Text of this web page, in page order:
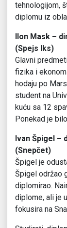
tehnologijom,
diplomu iz
Ilon Mask –
(Spejs Iks)
Glavni
fizika i
hodaju po
student na
kuću sa 12
Ponekad je
Ivan Špigel –
(Snepčet)
Špigel je
Špigel održao
diplomirao.
diplome, ali je
fokusira na